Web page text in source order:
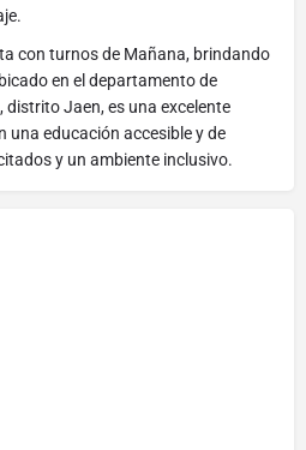
con turnos de Mañana, brindando
en el departamento de
Jaen, es una excelente
una educación accesible y de
y un ambiente inclusivo.